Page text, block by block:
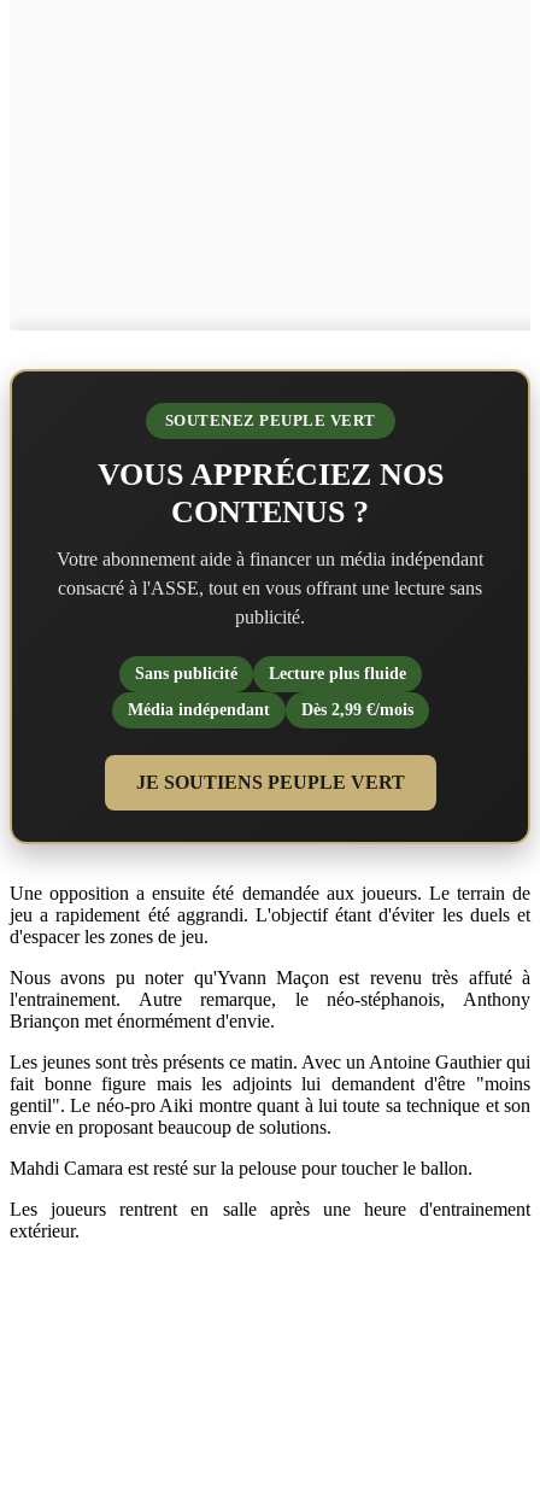
SOUTENEZ PEUPLE VERT
VOUS APPRÉCIEZ NOS
CONTENUS ?
Votre abonnement aide à financer un média indépendant
consacré à l'ASSE, tout en vous offrant une lecture sans
publicité.
Sans publicité
Lecture plus fluide
Média indépendant
Dès 2,99 €/mois
JE SOUTIENS PEUPLE VERT
Une opposition a ensuite été demandée aux joueurs. Le terrain de
jeu a rapidement été aggrandi. L'objectif étant d'éviter les duels et
d'espacer les zones de jeu.
Nous avons pu noter qu'Yvann Maçon est revenu très affuté à
l'entrainement. Autre remarque, le néo-stéphanois, Anthony
Briançon met énormément d'envie.
Les jeunes sont très présents ce matin. Avec un Antoine Gauthier qui
fait bonne figure mais les adjoints lui demandent d'être "moins
gentil". Le néo-pro Aiki montre quant à lui toute sa technique et son
envie en proposant beaucoup de solutions.
Mahdi Camara est resté sur la pelouse pour toucher le ballon.
Les joueurs rentrent en salle après une heure d'entrainement
extérieur.